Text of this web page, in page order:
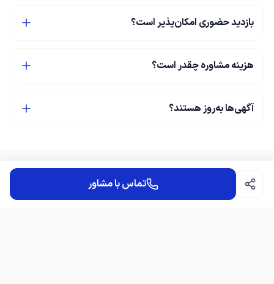
بازدید حضوری امکان‌پذیر است؟
هزینه مشاوره چقدر است؟
آگهی‌ها به‌روز هستند؟
کارشناس تخصصی خانم نظری
تماس با مشاور